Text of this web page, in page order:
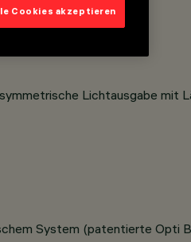
Lichtausgabe mit
System (patentierte Opti
Cookies akzeptieren